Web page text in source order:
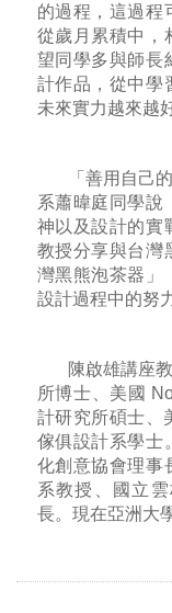
的過程，這過程
從歲月累積中，
望同學多與師長
計作品，從中學
未來實力越來越好
「善用自己
系蕭暐庭同學說
神以及設計的實
教授分享與台灣
灣黑熊泡茶器」
設計過程中的努力
陳啟雄講座
所博士、美國
計研究所碩士、
傢俱設計系學士
化創意協會理事
系教授、國立
長。現在亞洲大